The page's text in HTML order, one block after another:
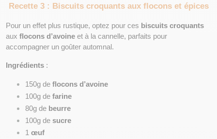
Recette 3 : Biscuits croquants aux flocons et épices
Pour un effet plus rustique, optez pour ces biscuits croquants
aux flocons d’avoine et à la cannelle, parfaits pour
accompagner un goûter automnal.
Ingrédients :
150g de flocons d’avoine
100g de farine
80g de beurre
100g de sucre
1 œuf